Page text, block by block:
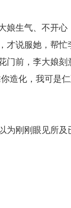
娘生气、不开
说服她，帮忙
前，李大娘刻
造化，我可是
为刚刚眼见所